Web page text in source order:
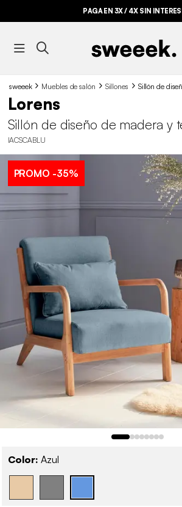
PAGA EN 3X / 4X SIN
sweeek Muebles de salón Sillones Sillón de
Lorens
Sillón de diseño de madera y
IACSCABLU
PROMO -35%
Color: Azul